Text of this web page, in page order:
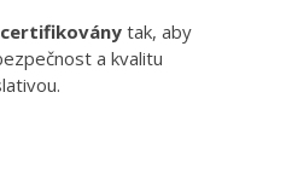
tak, aby
a kvalitu